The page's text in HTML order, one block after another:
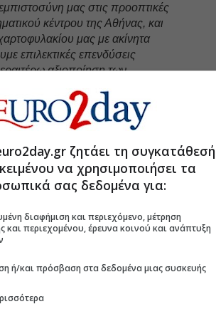
μας στις προοπτικές
κέντρου της Αθήνας, και
μας με ακίνητα
επιλεκτικές επενδύσεις
αξιοποίηση των
συνεισφοράς τους στα
τη δημιουργία υψηλότερων και
Η συναλλαγή σηματοδοτεί
την Εταιρεία, αποτελώντας το
προγράμματος που έχει
προσηλωμένοι στη στρατηγική
αποδόσεων, με στόχο τη
και διαχρονικής αξίας.»
εγκυρότητας του Euro2day.gr
ζητάει τη συγκατάθεσή
να χρησιμοποιήσει τα
σας δεδομένα για:
διαφήμιση και περιεχόμενο, μέτρηση
και περιεχομένου, έρευνα κοινού και ανάπτυξη
ή/και πρόσβαση στα δεδομένα μιας συσκευής